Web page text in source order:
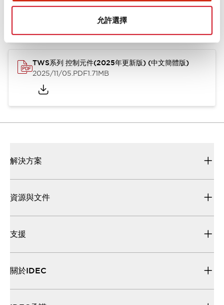
允許選擇
2025/11/04.PDF1.30MB
TWS系列 控制元件(2025年更新版) (中文簡體版)
2025/11/05.PDF1.71MB
解決方案
資源與文件
支援
關於IDEC